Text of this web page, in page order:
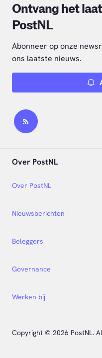
Ontvang het
PostNL
Abonneer op onze
ons laatste nieuws.
Over PostNL
Nieuwsberichten
Over PostNL
Beleggers
Governance
Werken bij
Copyright © 2026 PostNL.